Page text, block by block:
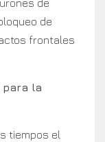
de
de
frontales
para la
tiempos el